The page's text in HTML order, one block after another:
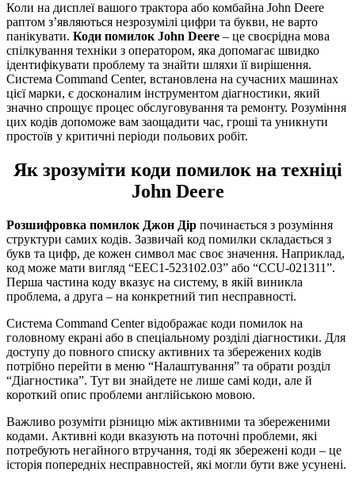
Коли на дисплеї вашого трактора або комбайна John Deere
раптом з’являються незрозумілі цифри та букви, не варто
панікувати. Коди помилок John Deere – це своєрідна мова
спілкування техніки з оператором, яка допомагає швидко
ідентифікувати проблему та знайти шляхи її вирішення.
Система Command Center, встановлена на сучасних машинах
цієї марки, є досконалим інструментом діагностики, який
значно спрощує процес обслуговування та ремонту. Розуміння
цих кодів допоможе вам заощадити час, гроші та уникнути
простоїв у критичні періоди польових робіт.
Як зрозуміти коди помилок на техніці
John Deere
Розшифровка помилок Джон Дір починається з розуміння
структури самих кодів. Зазвичай код помилки складається з
букв та цифр, де кожен символ має своє значення. Наприклад,
код може мати вигляд “EEC1-523102.03” або “CCU-021311”.
Перша частина коду вказує на систему, в якій виникла
проблема, а друга – на конкретний тип несправності.
Система Command Center відображає коди помилок на
головному екрані або в спеціальному розділі діагностики. Для
доступу до повного списку активних та збережених кодів
потрібно перейти в меню “Налаштування” та обрати розділ
“Діагностика”. Тут ви знайдете не лише самі коди, але й
короткий опис проблеми англійською мовою.
Важливо розуміти різницю між активними та збереженими
кодами. Активні коди вказують на поточні проблеми, які
потребують негайного втручання, тоді як збережені коди – це
історія попередніх несправностей, які могли бути вже усунені.